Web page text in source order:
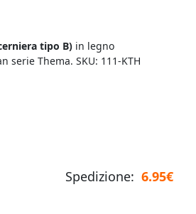
tipo B) in legno
serie Thema. SKU: 111-KTH
Spedizione: 6.95€